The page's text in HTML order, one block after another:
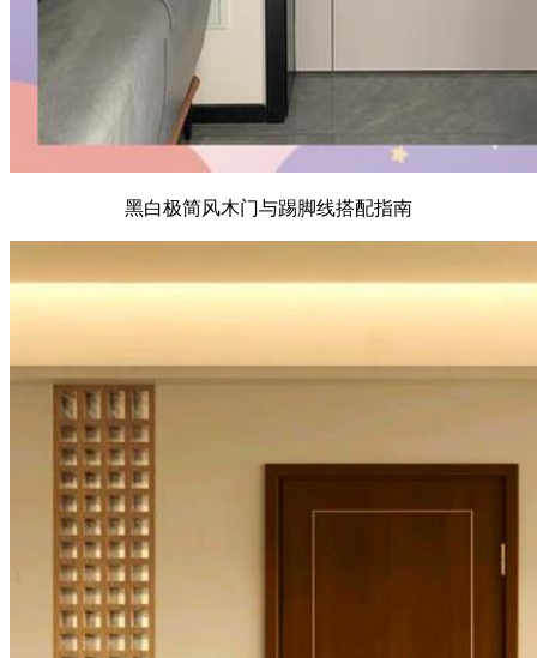
黑白极简风木门与踢脚线搭配指南